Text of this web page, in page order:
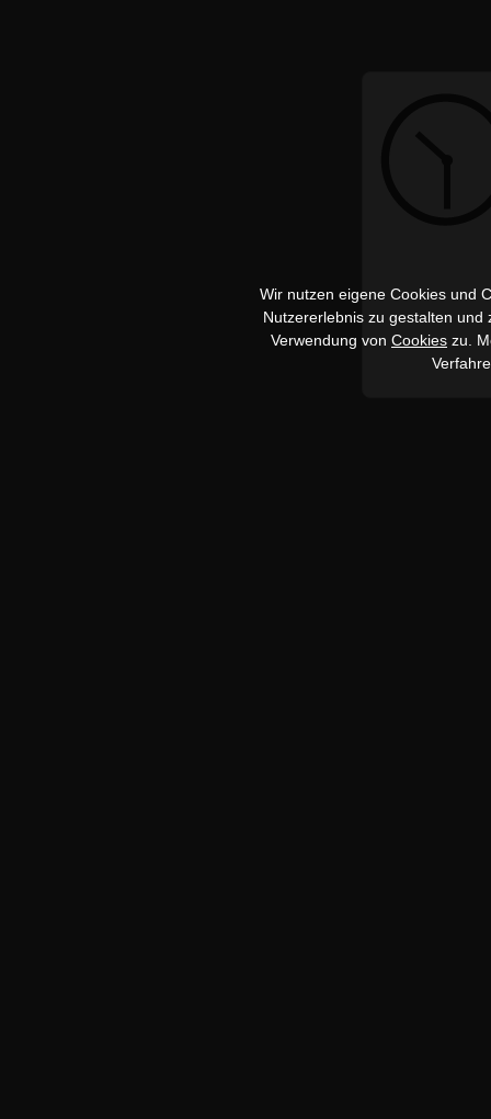
Wir nutzen eigene Cookies und
Nutzererlebnis zu gestalten
Verwendung von Cookies zu.